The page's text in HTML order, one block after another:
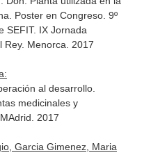
Poster en Congreso. 9º
SEFIT. IX Jornada
Rey. Menorca. 2017
al desarrollo.
medicinales y
2017
Garcia Gimenez, Maria